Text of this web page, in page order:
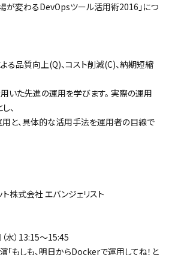
が変わるDevOpsツール活用術2016」につ
品質向上(Q)、コスト削減(C)、納期短縮
た先進の運用を学びます。 実際の運用
、
、具体的な活用手法を運用者の目線で
株式会社 エバンジェリスト
）13:15～15:45
しも、明日からDockerで運用してね！と